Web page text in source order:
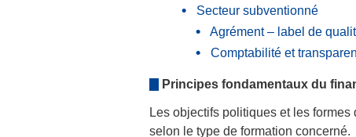
Secteur subventionné
Agrément – label de
Comptabilité et
Principes fondamentaux du
Les objectifs politiques et les
selon le type de formation concerné.